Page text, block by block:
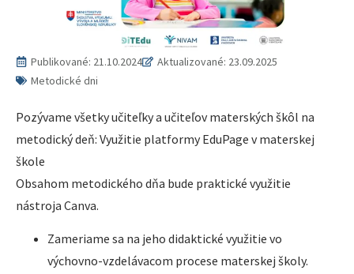
Publikované: 21.10.2024
Aktualizované: 23.09.2025
Metodické dni
Pozývame všetky učiteľky a učiteľov materských škôl na
metodický deň: Využitie platformy EduPage v materskej
škole
Obsahom metodického dňa bude praktické využitie
nástroja Canva.
Zameriame sa na jeho didaktické využitie vo
výchovno-vzdelávacom procese materskej školy.